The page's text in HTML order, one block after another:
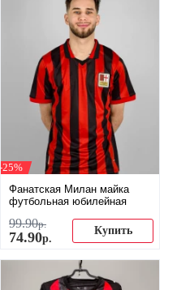
-25%
Фанатская Милан майка
футбольная юбилейная
99.90р.
74.90р.
Купить